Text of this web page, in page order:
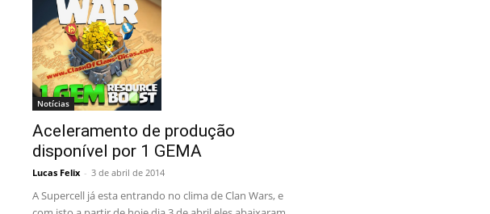
Notícias
Aceleramento de produção
disponível por 1 GEMA
Lucas Felix - 3 de abril de 2014
A Supercell já esta entrando no clima de Clan Wars, e